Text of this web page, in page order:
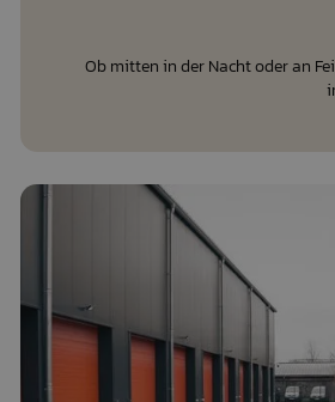
Ob mitten in der Nacht oder an